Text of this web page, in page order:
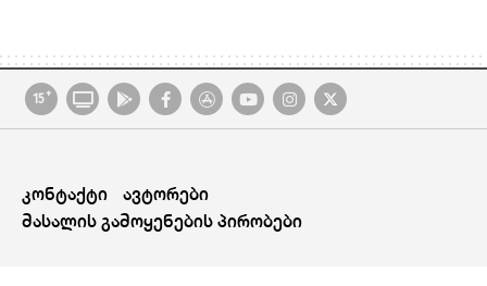
15+
კონტაქტი
ავტორები
მასალის გამოყენების პირობები